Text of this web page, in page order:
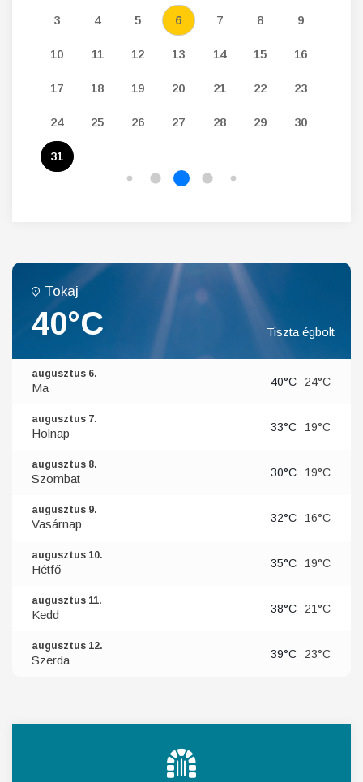
3 4 5 6 7 8 9
10 11 12 13 14 15 16
17 18 19 20 21 22 23
24 25 26 27 28 29 30
31
Tokaj
40°C Tiszta égbolt
augusztus 6.
Ma 40°C 24°C
augusztus 7.
Holnap 33°C 19°C
augusztus 8.
Szombat 30°C 19°C
augusztus 9.
Vasárnap 32°C 16°C
augusztus 10.
Hétfő 35°C 19°C
augusztus 11.
Kedd 38°C 21°C
augusztus 12.
Szerda 39°C 23°C